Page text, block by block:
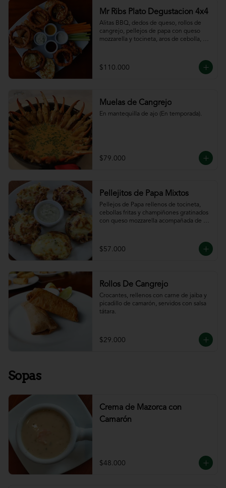
Mr Ribs Plato Degustacion 4x4
Alitas BBQ, dedos de queso, rollos de
cangrejo, pellejos de papa con queso
mozzarella y tocineta, aros de cebolla,
$110.000
Muelas de Cangrejo
En mantequilla de ajo (En temporada).
$79.000
Pellejitos de Papa Mixtos
Pellejos de Papa rellenos de tocineta,
cebollas fritas y champiñones gratinados
con queso mozzarella acompañada de
$57.000
Rollos De Cangrejo
Crocantes, rellenos con carne de jaiba y
picadillo de camarón, servidos con salsa
tátara.
$29.000
Sopas
Crema de Mazorca con
Camarón
$48.000